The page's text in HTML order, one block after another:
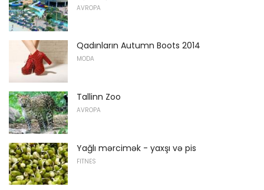
AVROPA
Qadınların Autumn Boots 2014
MODA
Tallinn Zoo
AVROPA
Yağlı mərcimək - yaxşı və pis
FITNES